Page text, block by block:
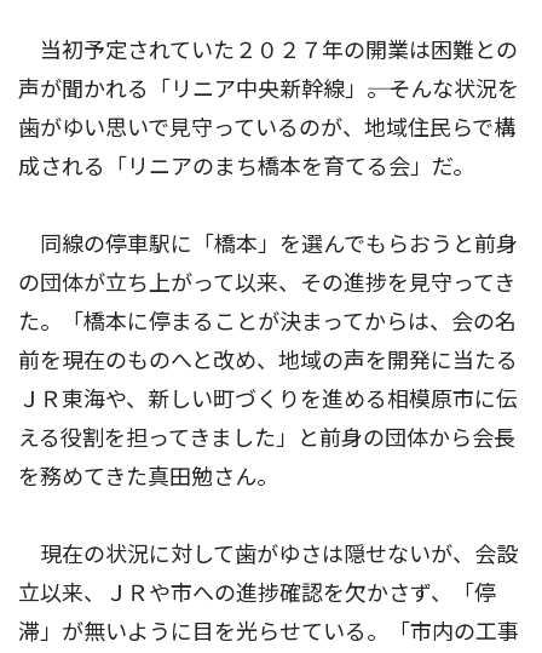
当初予定されていた２０２７年の開業は困難との
声が聞かれる「リニア中央新幹線」――。そんな状況を
歯がゆい思いで見守っているのが、地域住民らで構
成される「リニアのまち橋本を育てる会」だ。
同線の停車駅に「橋本」を選んでもらおうと前身
の団体が立ち上がって以来、その進捗を見守ってき
た。「橋本に停まることが決まってからは、会の名
前を現在のものへと改め、地域の声を開発に当たる
ＪＲ東海や、新しい町づくりを進める相模原市に伝
える役割を担ってきました」と前身の団体から会長
を務めてきた真田勉さん。
現在の状況に対して歯がゆさは隠せないが、会設
立以来、ＪＲや市への進捗確認を欠かさず、「停
滞」が無いように目を光らせている。「市内の工事